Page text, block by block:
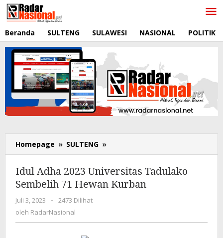
Lewati
ke
Beranda SULTENG SULAWESI NASIONAL POLITIK
Homepage » SULTENG »
Adha
Universitas
Tadulako
Idul Adha 2023 Universitas Tadulako
Sembelih 71 Hewan Kurban
Juli 3, 2023
oleh
RadarNasional
-
2473 Dilihat
oleh RadarNasional